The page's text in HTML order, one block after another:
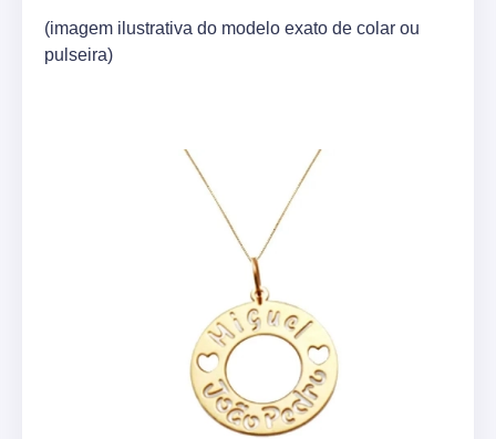
(imagem ilustrativa do modelo exato de colar ou
pulseira)